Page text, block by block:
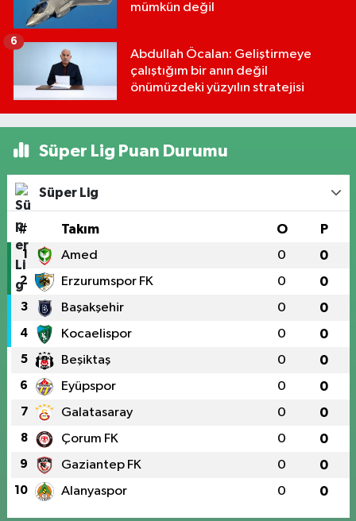
mümkün değil
Abdullah Öcalan: Geliştirmeye
çalıştığım bir anın değil
önümüzdeki yüzyılın stratejisi
6
Süper Lig Puan Durumu
Süper Lig
# Takım O P
1 Amed 0 0
2 Erzurumspor FK 0 0
3 Başakşehir 0 0
4 Kocaelispor 0 0
5 Beşiktaş 0 0
6 Eyüpspor 0 0
7 Galatasaray 0 0
8 Çorum FK 0 0
9 Gaziantep FK 0 0
10 Alanyaspor 0 0